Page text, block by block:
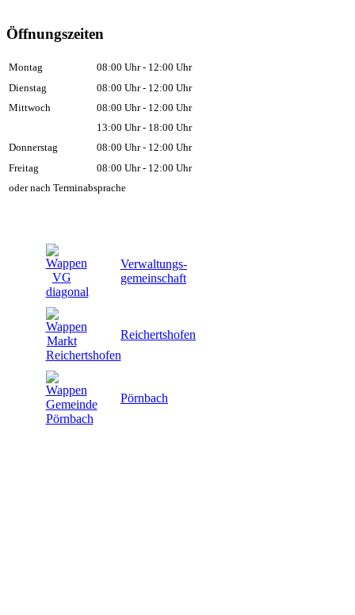
Öffnungszeiten
Montag
08:00 Uhr - 12:00 Uhr
Dienstag
08:00 Uhr - 12:00 Uhr
Mittwoch
08:00 Uhr - 12:00 Uhr
13:00 Uhr - 18:00 Uhr
Donnerstag
08:00 Uhr - 12:00 Uhr
Freitag
08:00 Uhr - 12:00 Uhr
oder nach Terminabsprache
Verwaltungs-
gemeinschaft
Reichertshofen
Pörnbach